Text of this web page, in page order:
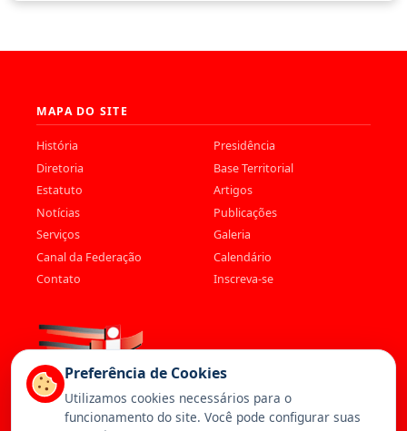
MAPA DO SITE
História
Presidência
Diretoria
Base Territorial
Estatuto
Artigos
Notícias
Publicações
Serviços
Galeria
Canal da Federação
Calendário
Contato
Inscreva-se
Preferência de Cookies
Utilizamos cookies necessários para o
funcionamento do site. Você pode configurar suas